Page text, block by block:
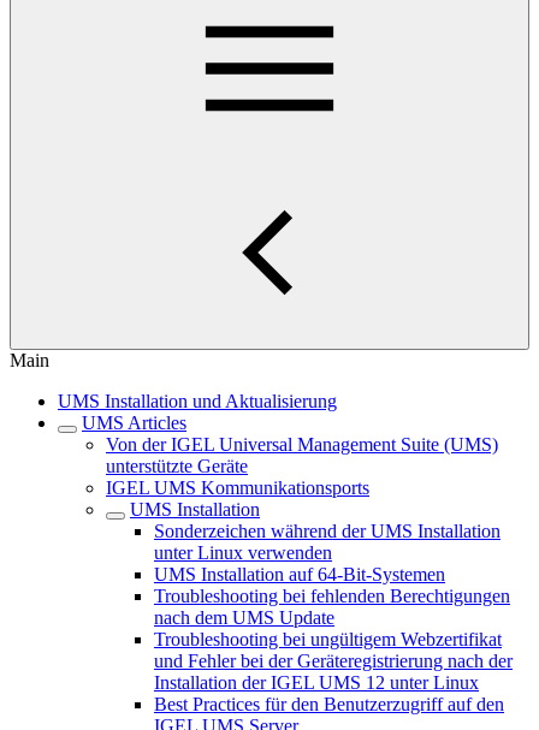
Main
UMS Installation und Aktualisierung
UMS Articles
Von der IGEL Universal Management Suite (UMS)
unterstützte Geräte
IGEL UMS Kommunikationsports
UMS Installation
Sonderzeichen während der UMS Installation
unter Linux verwenden
UMS Installation auf 64-Bit-Systemen
Troubleshooting bei fehlenden Berechtigungen
nach dem UMS Update
Troubleshooting bei ungültigem Webzertifikat
und Fehler bei der Geräteregistrierung nach der
Installation der IGEL UMS 12 unter Linux
Best Practices für den Benutzerzugriff auf den
IGEL UMS Server